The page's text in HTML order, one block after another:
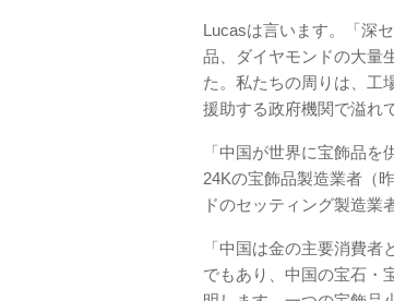
Lucasは言います。「深
品、ダイヤモンドの大量
た。私たちの周りは、工
援助する政府機関で溢れ
「中国が世界に宝飾品
24Kの宝飾品製造業者（
ドのセッティング製造業
「中国は金の主要消費
でもあり、中国の宝石・